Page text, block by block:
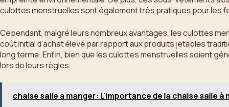
culottes menstruelles sont également très pratiques pour les
Cependant, malgré leurs nombreux avantages, les culottes
coût initial d’achat élevé par rapport aux produits jetables
long terme. Enfin, bien que les culottes menstruelles soient
lors de leurs règles.
chaise salle a manger: L'importance de la chaise salle à